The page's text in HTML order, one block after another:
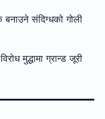
संदिग्धको गोली
मुद्धामा ग्रान्ड जूरी